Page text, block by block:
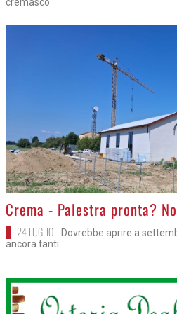
>
Crema - Palestra pronta?
24 LUGLIO
Dovrebbe aprire a
ancora tanti